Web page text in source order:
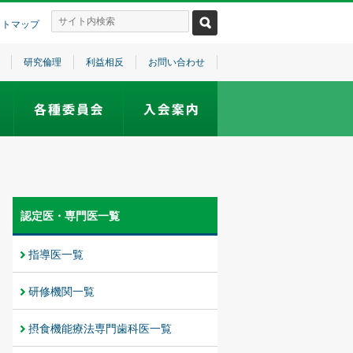
マップ
研究倫理 利益相反 お問い合わせ
認定医・専門医一覧
指導医一覧
研修機関一覧
摂食機能療法専門歯科医一覧